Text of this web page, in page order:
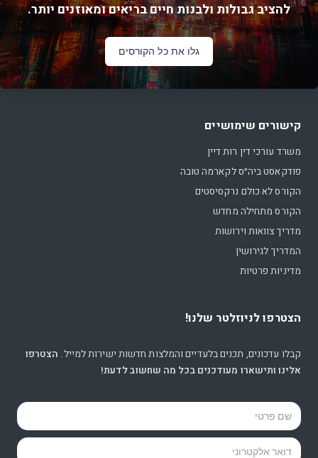
להציב גבולות ולבנות חיים בריאים ומאוזנים יותר.
גלו את כל הקורסים
קישורים שימושיים
משרד עורכי דין רות דיין
פודקאסט ביה״ס לקארמה טובה
הקורס לא כולם נרקסיסטים
הקורס מתחילה מחדש
מדריך צוואות וירושות
המדריך לגירושין
מדיניות פרטיות
הצטרפו לניוזלטר שלנו!
קבלו עדכונים, תכנים בלעדיים והמלצות חדשות ישירות למייל. הצטרפו
אלינו ותישארו מעודכנים בכל מה שחשוב לדעת!